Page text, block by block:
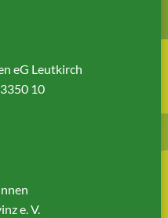
eG Leutkirch
10
e. V.